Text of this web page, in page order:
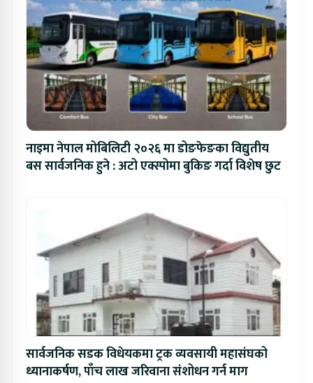
नाइमा नेपाल मोबिलिटी २०२६ मा डोङफेङका विद्युतीय
बस सार्वजनिक हुने : अटो एक्स्पोमा बुकिङ गर्दा विशेष छुट
सार्वजनिक सडक विधेयकमा ट्रक व्यवसायी महासंघको
ध्यानाकर्षण, पाँच लाख जरिवाना संशोधन गर्न माग